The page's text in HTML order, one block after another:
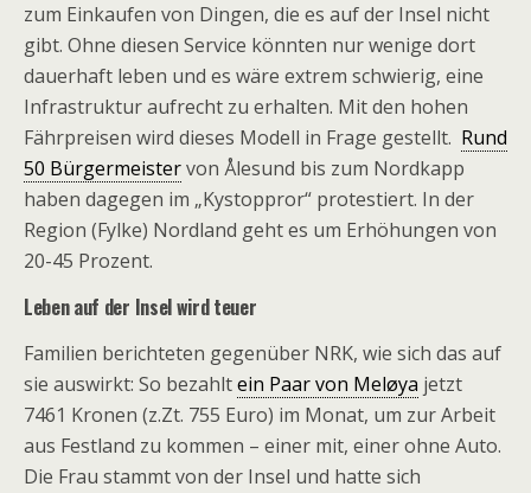
zum Einkaufen von Dingen, die es auf der Insel nicht
gibt. Ohne diesen Service könnten nur wenige dort
dauerhaft leben und es wäre extrem schwierig, eine
Infrastruktur aufrecht zu erhalten. Mit den hohen
Fährpreisen wird dieses Modell in Frage gestellt. Rund
50 Bürgermeistervon Ålesund bis zum Nordkapp
haben dagegen im „Kystoppror“ protestiert. In der
Region (Fylke) Nordland geht es um Erhöhungen von
20-45 Prozent.
Leben auf der Insel wird teuer
Familien berichteten gegenüber NRK, wie sich das auf
sie auswirkt: So bezahltein Paar von Meløya jetzt
7461 Kronen (z.Zt. 755 Euro) im Monat, um zur Arbeit
aus Festland zu kommen – einer mit, einer ohne Auto.
Die Frau stammt von der Insel und hatte sich